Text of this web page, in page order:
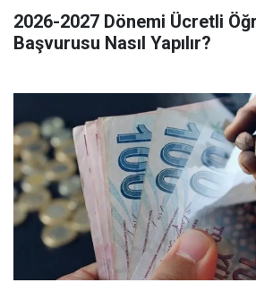
2026-2027 Dönemi Ücretli
Başvurusu Nasıl Yapılır?